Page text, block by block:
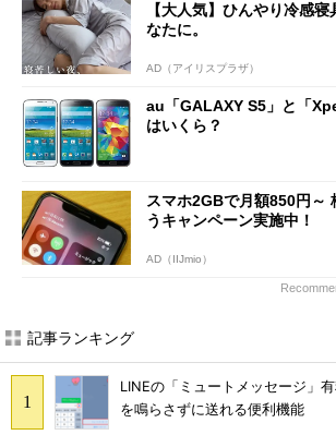
【大人気】ひんやり冷感
なたに。
AD（アイリスプラザ）
au「GALAXY S5」と「
はいくら？
スマホ2GBで月額850円～
うキャンペーン実施中！
AD（IIJmio）
記事ランキング
LINEの「ミュートメッセージ」
を鳴らさずに送れる便利機能